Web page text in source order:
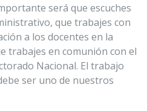
será que escuches
que trabajes con
a los docentes en la
trabajes en comunión con el
Nacional. El trabajo
ser uno de nuestros